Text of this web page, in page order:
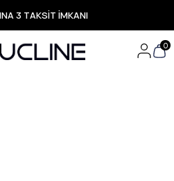
3 TAKSİT İMKANI
ÜCRETSİZ KARGO
Özel Fırsatlar
Hızlı Teslimat
0